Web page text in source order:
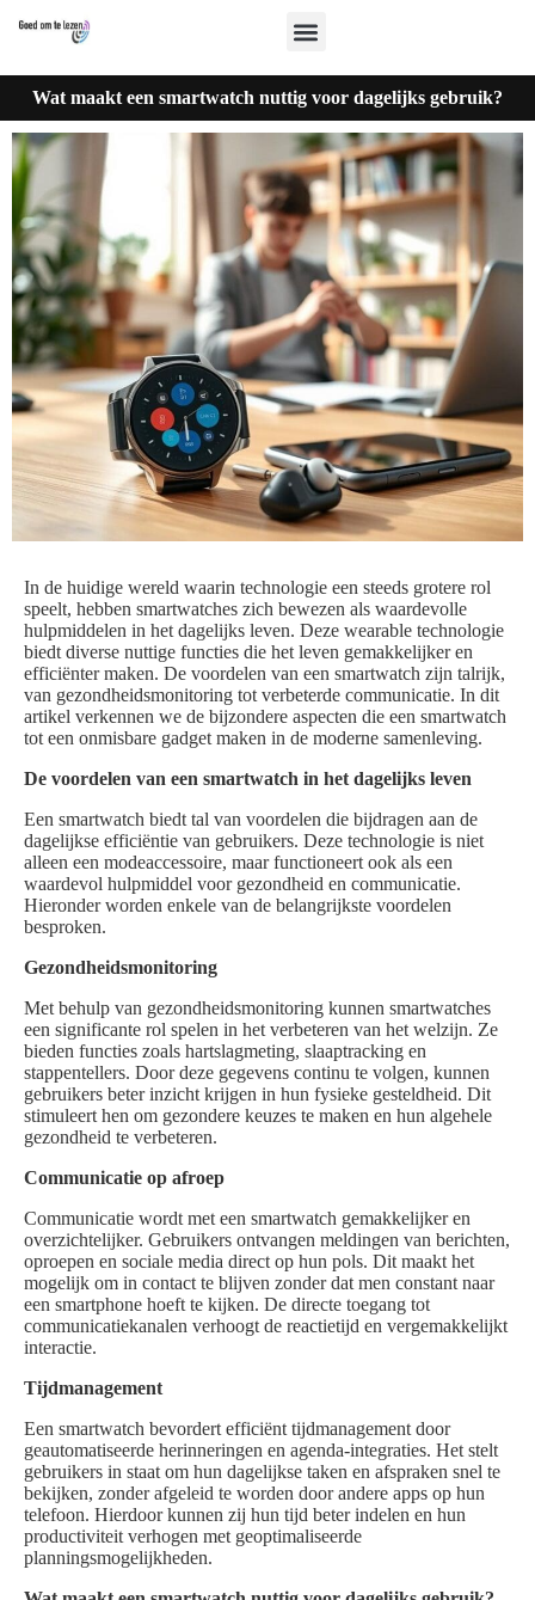
Wat maakt een smartwatch nuttig voor dagelijks gebruik?
In de huidige wereld waarin technologie een steeds grotere rol
speelt, hebben smartwatches zich bewezen als waardevolle
hulpmiddelen in het dagelijks leven. Deze wearable technologie
biedt diverse nuttige functies die het leven gemakkelijker en
efficiënter maken. De voordelen van een smartwatch zijn talrijk,
van gezondheidsmonitoring tot verbeterde communicatie. In dit
artikel verkennen we de bijzondere aspecten die een smartwatch
tot een onmisbare gadget maken in de moderne samenleving.
De voordelen van een smartwatch in het dagelijks leven
Een smartwatch biedt tal van voordelen die bijdragen aan de
dagelijkse efficiëntie van gebruikers. Deze technologie is niet
alleen een modeaccessoire, maar functioneert ook als een
waardevol hulpmiddel voor gezondheid en communicatie.
Hieronder worden enkele van de belangrijkste voordelen
besproken.
Gezondheidsmonitoring
Met behulp van gezondheidsmonitoring kunnen smartwatches
een significante rol spelen in het verbeteren van het welzijn. Ze
bieden functies zoals hartslagmeting, slaaptracking en
stappentellers. Door deze gegevens continu te volgen, kunnen
gebruikers beter inzicht krijgen in hun fysieke gesteldheid. Dit
stimuleert hen om gezondere keuzes te maken en hun algehele
gezondheid te verbeteren.
Communicatie op afroep
Communicatie wordt met een smartwatch gemakkelijker en
overzichtelijker. Gebruikers ontvangen meldingen van berichten,
oproepen en sociale media direct op hun pols. Dit maakt het
mogelijk om in contact te blijven zonder dat men constant naar
een smartphone hoeft te kijken. De directe toegang tot
communicatiekanalen verhoogt de reactietijd en vergemakkelijkt
interactie.
Tijdmanagement
Een smartwatch bevordert efficiënt tijdmanagement door
geautomatiseerde herinneringen en agenda-integraties. Het stelt
gebruikers in staat om hun dagelijkse taken en afspraken snel te
bekijken, zonder afgeleid te worden door andere apps op hun
telefoon. Hierdoor kunnen zij hun tijd beter indelen en hun
productiviteit verhogen met geoptimaliseerde
planningsmogelijkheden.